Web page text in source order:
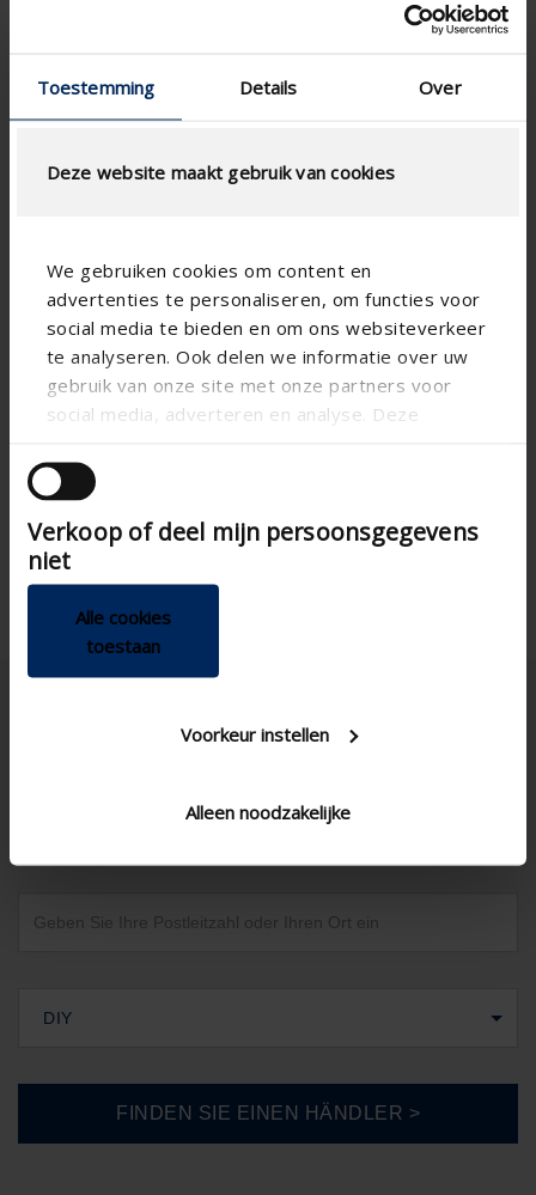
Toestemming Details Over
Deze website maakt gebruik van cookies
We gebruiken cookies om content en
advertenties te personaliseren, om functies voor
social media te bieden en om ons websiteverkeer
te analyseren. Ook delen we informatie over uw
gebruik van onze site met onze partners voor
social media, adverteren en analyse. Deze
andere informatie die u aan ze heeft verstrekt of
die ze hebben verzameld op basis van uw gebruik
van hun services.
Verkoop of deel mijn persoonsgegevens
niet
Alle cookies
toestaan
Voorkeur instellen
Alleen noodzakelijke
Technische Spezifikationen
Smart Living generation
Mounting Options
Connecting to modules
DIY